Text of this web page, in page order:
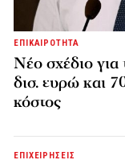
ΕΠΙΚΑΙΡΟΤΗΤΑ
Νέο σχέδιο για
δισ. ευρώ και
κόστος
ΕΠΙΧΕΙΡΗΣΕΙΣ